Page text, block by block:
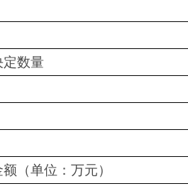
数量
（单位：万元）